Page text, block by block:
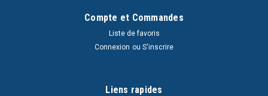
Compte et Commandes
Liste de favoris
Connexion ou S'inscrire
Liens rapides